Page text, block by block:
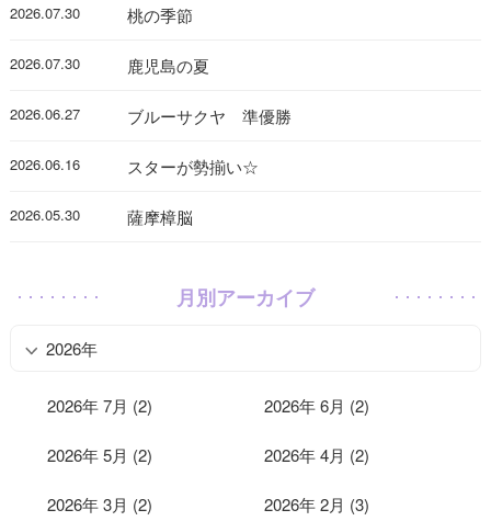
2026.07.30 桃の季節
2026.07.30 鹿児島の夏
2026.06.27 ブルーサクヤ 準優勝
2026.06.16 スターが勢揃い☆
2026.05.30 薩摩樟脳
月別アーカイブ
2026年
2026年 7月 (2) 2026年 6月 (2)
2026年 5月 (2) 2026年 4月 (2)
2026年 3月 (2) 2026年 2月 (3)